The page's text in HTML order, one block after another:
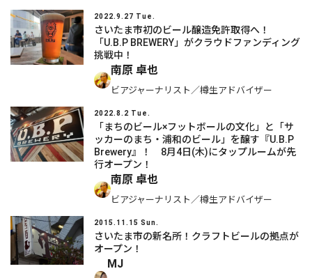
2022.9.27 Tue.
さいたま市初のビール醸造免許取得へ！
「U.B.P BREWERY」がクラウドファンディング
挑戦中！
南原 卓也
ビアジャーナリスト／樽生アドバイザー
2022.8.2 Tue.
「まちのビール×フットボールの文化」と「サ
ッカーのまち・浦和のビール」を醸す『U.B.P
Brewery』！ 8月4日(木)にタップルームが先
行オープン！
南原 卓也
ビアジャーナリスト／樽生アドバイザー
2015.11.15 Sun.
さいたま市の新名所！クラフトビールの拠点が
オープン！
MJ